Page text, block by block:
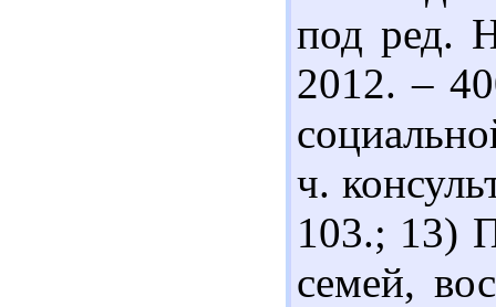
под ред.
2012. –
ч.
103.; 13)
семей,